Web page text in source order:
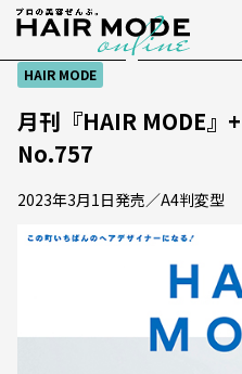
HAIR MODE
月刊『HAIR MODE
No.757
2023年3月1日発売／A4判変型